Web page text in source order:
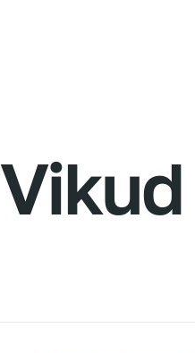
Vikud